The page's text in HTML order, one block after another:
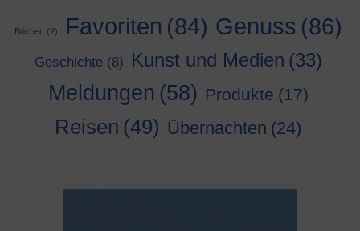
Bücher (2) Favoriten (84) Genuss (86)
Geschichte (8) Kunst und Medien (33)
Meldungen (58) Produkte (17)
Reisen (49) Übernachten (24)